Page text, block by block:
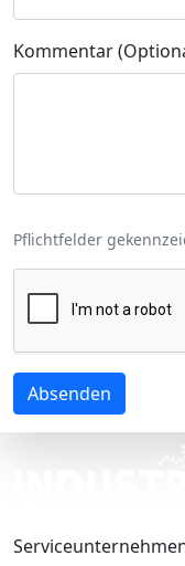
Kommentar
Pflichtfelder
Absenden